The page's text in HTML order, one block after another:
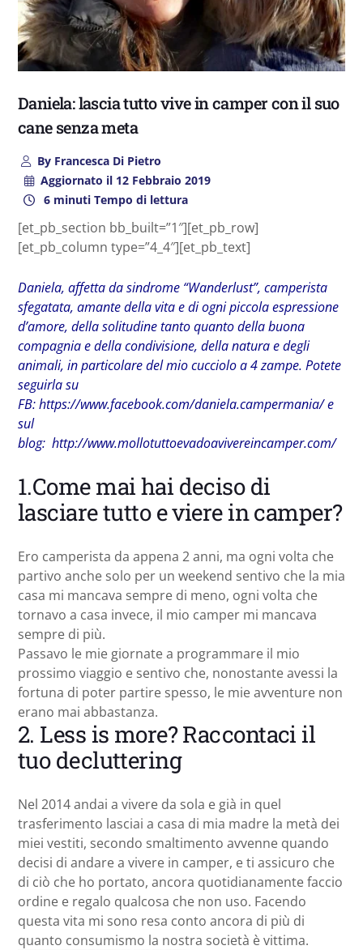
Daniela: lascia tutto vive in camper con il suo
cane senza meta
ByFrancesca Di Pietro
Aggiornato il12 Febbraio 2019
6 minuti Tempo di lettura
[et_pb_section bb_built=”1″][et_pb_row]
[et_pb_column type=”4_4″][et_pb_text]
Daniela, affetta da sindrome “Wanderlust”, camperista
sfegatata, amante della vita e di ogni piccola espressione
d’amore, della solitudine tanto quanto della buona
compagnia e della condivisione, della natura e degli
animali, in particolare del mio cucciolo a 4 zampe. Potete
seguirla su
FB: https://www.facebook.com/daniela.campermania/ e
sul
blog: http://www.mollotuttoevadoavivereincamper.com/
1.Come mai hai deciso di
lasciare tutto e viere in camper?
Ero camperista da appena 2 anni, ma ogni volta che
partivo anche solo per un weekend sentivo che la mia
casa mi mancava sempre di meno, ogni volta che
tornavo a casa invece, il mio camper mi mancava
sempre di più.
Passavo le mie giornate a programmare il mio
prossimo viaggio e sentivo che, nonostante avessi la
fortuna di poter partire spesso, le mie avventure non
erano mai abbastanza.
2. Less is more? Raccontaci il
tuo decluttering
Nel 2014 andai a vivere da sola e già in quel
trasferimento lasciai a casa di mia madre la metà dei
miei vestiti, secondo smaltimento avvenne quando
decisi di andare a vivere in camper, e ti assicuro che
di ciò che ho portato, ancora quotidianamente faccio
ordine e regalo qualcosa che non uso. Facendo
questa vita mi sono resa conto ancora di più di
quanto consumismo la nostra società è vittima.